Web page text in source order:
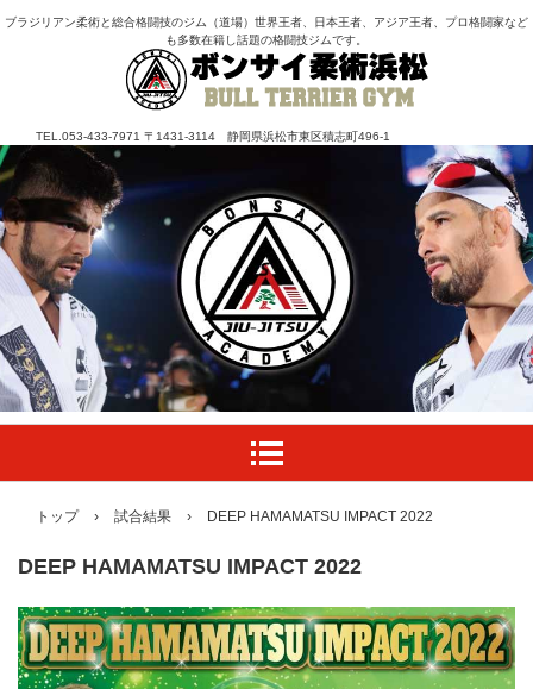
ブラジリアン柔術と総合格闘技のジム（道場）世界王者、日本王者、アジア王者、プロ格闘家など
も多数在籍し話題の格闘技ジムです。
TEL.053-433-7971 〒1431-3114 静岡県浜松市東区積志町496-1
トップ › 試合結果 › DEEP HAMAMATSU IMPACT 2022
DEEP HAMAMATSU IMPACT 2022